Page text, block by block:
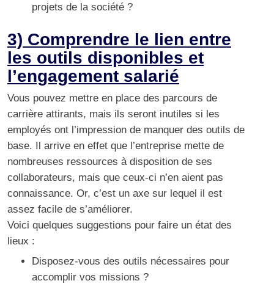
projets de la société ?
3) Comprendre le lien entre
les outils disponibles et
l’engagement salarié
Vous pouvez mettre en place des parcours de
carrière attirants, mais ils seront inutiles si les
employés ont l’impression de manquer des outils de
base. Il arrive en effet que l’entreprise mette de
nombreuses ressources à disposition de ses
collaborateurs, mais que ceux-ci n’en aient pas
connaissance. Or, c’est un axe sur lequel il est
assez facile de s’améliorer.
Voici quelques suggestions pour faire un état des
lieux :
Disposez-vous des outils nécessaires pour
accomplir vos missions ?